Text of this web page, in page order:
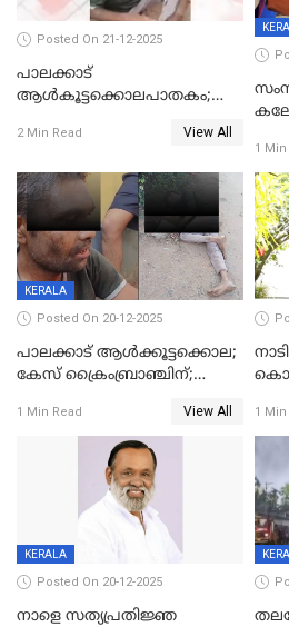
Posted On 21-12-2025
പാലക്കാട്‌
ആൾകൂട്ടക്കൊലപാതകം;
ഊർജ്ജിതമാക്കിമാക്കി
2 Min Read View All
1 Min
KERALA
Posted On 20-12-2025
പാലക്കാട് ആൾക്കൂട്ടക്കൊല;
കേസ് ക്രൈംബ്രാഞ്ചിന്;
അന്വേഷിക്കും
1 Min Read View All 1 Min
KERALA
Posted On 20-12-2025
നാളെ സത്യപ്രതിജ്ഞ